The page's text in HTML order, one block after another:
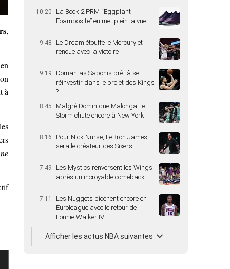
,
à
10:20
La Book 2 PRM “Eggplant
Foamposite” en met plein la vue
9:48
Le Dream étouffe le Mercury et
renoue avec la victoire
9:19
Domantas Sabonis prêt à se
réinvestir dans le projet des Kings
?
8:45
Malgré Dominique Malonga, le
Storm chute encore à New York
8:16
Pour Nick Nurse, LeBron James
sera le créateur des Sixers
7:49
Les Mystics renversent les Wings
après un incroyable comeback !
7:11
Les Nuggets piochent encore en
Euroleague avec le retour de
Lonnie Walker IV
Afficher les actus NBA suivantes